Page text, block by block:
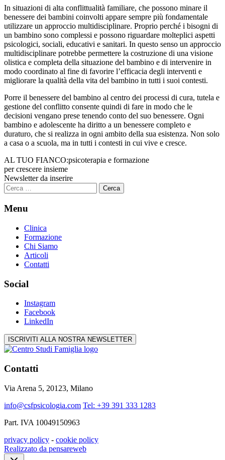
In situazioni di alta conflittualità familiare, che possono minare il
benessere dei bambini coinvolti appare sempre più fondamentale
utilizzare un approccio multidisciplinare. Proprio perché i bisogni di
un bambino sono complessi e possono riguardare molteplici aspetti
psicologici, sociali, educativi e sanitari. In questo senso un approccio
multidisciplinare potrebbe permettere la costruzione di una visione
olistica e completa della situazione del bambino e di intervenire in
modo coordinato al fine di favorire l’efficacia degli interventi e
migliorare la qualità della vita del bambino in tutti i suoi contesti.
Porre il benessere del bambino al centro dei processi di cura, tutela e
gestione del conflitto consente quindi di fare in modo che le
decisioni vengano prese tenendo conto del suo benessere. Ogni
bambino e adolescente ha diritto a un benessere completo e
duraturo, che si realizza in ogni ambito della sua esistenza. Non solo
a casa o a scuola, ma in tutti i contesti in cui vive e cresce.
AL TUO FIANCO:psicoterapia e formazione
per crescere insieme
Newsletter da inserire
Ricerca
per:
Menu
Clinica
Formazione
Chi Siamo
Articoli
Contatti
Social
Instagram
Facebook
LinkedIn
ISCRIVITI ALLA NOSTRA NEWSLETTER
Contatti
Via Arena 5, 20123, Milano
info@csfpsicologia.com Tel: +39 391 333 1283
Part. IVA 10049150963
privacy policy - cookie policy
Realizzato da pensareweb